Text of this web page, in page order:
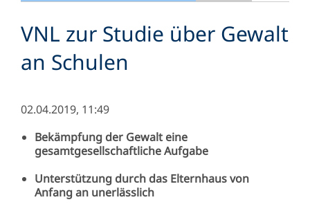
VNL zur Studie über Gewalt
an Schulen
02.04.2019, 11:49
Bekämpfung der Gewalt eine
gesamtgesellschaftliche Aufgabe
Unterstützung durch das Elternhaus von
Anfang an unerlässlich